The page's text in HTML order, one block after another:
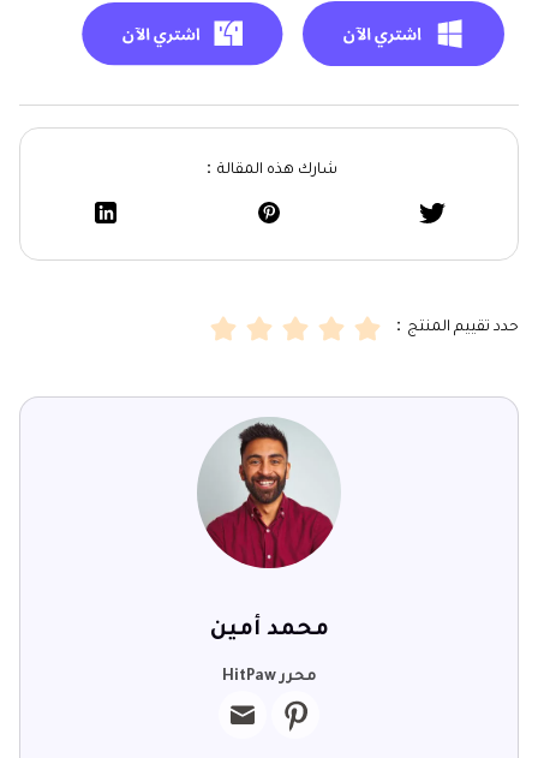
شارك هذه المقالة：
حدد تقييم المنتج：
محمد أمين
محرر HitPaw